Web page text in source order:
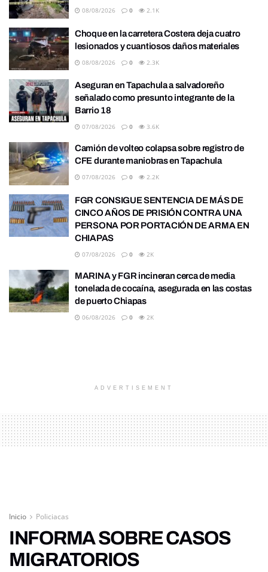
08/08/2026 0 2.1K
Choque en la carretera Costera deja cuatro
lesionados y cuantiosos daños materiales
08/08/2026 0 2.3K
Aseguran en Tapachula a salvadoreño
señalado como presunto integrante de la
Barrio 18
07/08/2026 0 3.6K
Camión de volteo colapsa sobre registro de
CFE durante maniobras en Tapachula
07/08/2026 0 2.2K
FGR CONSIGUE SENTENCIA DE MÁS DE
CINCO AÑOS DE PRISIÓN CONTRA UNA
PERSONA POR PORTACIÓN DE ARMA EN
CHIAPAS
07/08/2026 0 2K
MARINA y FGR incineran cerca de media
tonelada de cocaína, asegurada en las costas
de puerto Chiapas
06/08/2026 0 2K
ADVERTISEMENT
Inicio Policiacas
INFORMA SOBRE CASOS
MIGRATORIOS